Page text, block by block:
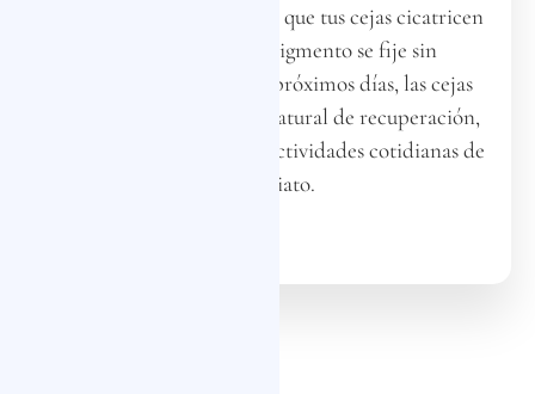
tratamiento para asegurar que tus cejas cicatricen
correctamente y el pigmento se fije sin
problemas. Durante los próximos días, las cejas
pasarán por un proceso natural de recuperación,
pero podrás retomar tus actividades cotidianas de
inmediato.